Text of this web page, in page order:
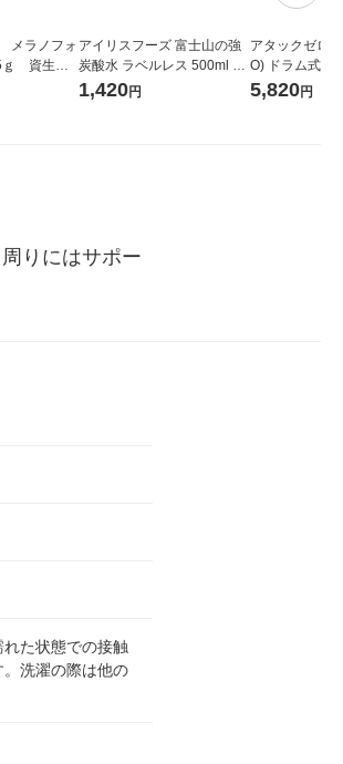
メラノフォ
ｇ 資生
アイリスフーズ 富士山の強
炭酸水 ラベルレス 500ml 1
箱（24本入）
1,420円
アタックゼロ
O) ドラム式専
ガジャンボ
5,820円
りにはサポー
れた状態での接触
洗濯の際は他の